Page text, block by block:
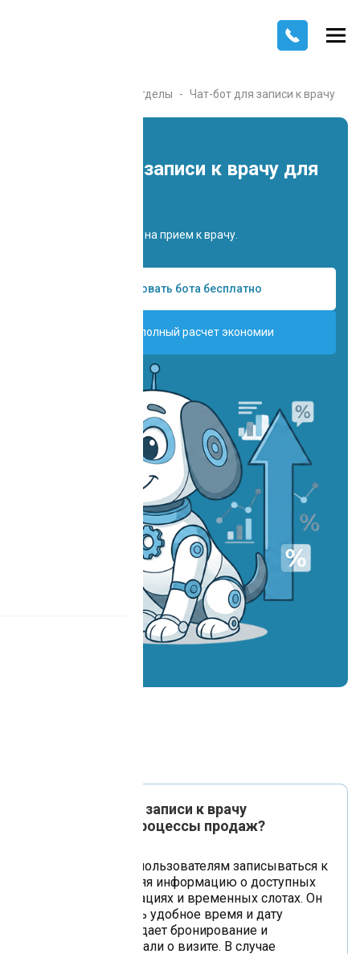
Отделы Чат-бот для записи к врачу
Чат-бот для записи к врачу для
Записывает пациента на прием к врачу.
Попробовать бота бесплатно
Получить полный расчет экономии
Как чат-бот для записи к врачу
оптимизирует процессы продаж?
Чат-бот помогает пользователям записываться к
врачу, предоставляя информацию о доступных
врачах, специализациях и временных слотах. Он
позволяет выбрать удобное время и дату
приема, подтверждает бронирование и
предоставляет детали о визите. В случае